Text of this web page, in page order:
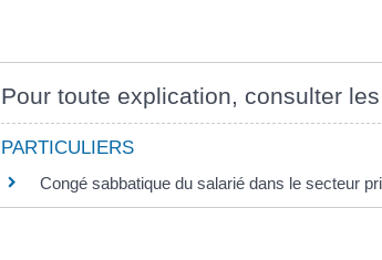
Pour toute explication, consulter
PARTICULIERS
Congé sabbatique du salarié dans le secteur